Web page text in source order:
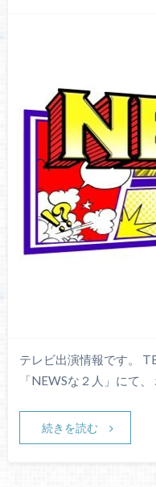
テレビ出演情報です。
「NEWSな２人」にて
続きを読む